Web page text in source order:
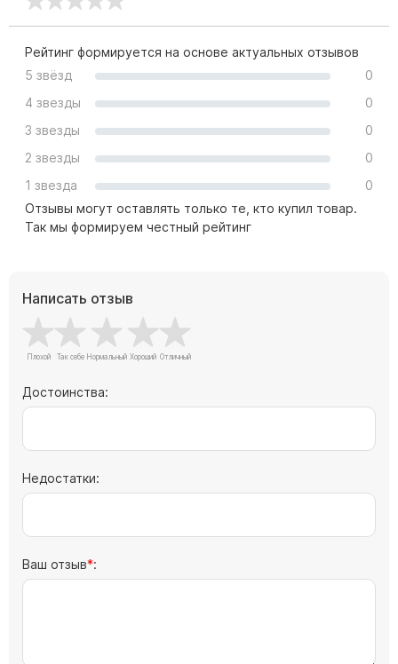
Ограды из гранита
Ограды из чугуна
Столбы для ограды чугун
Ограды металл
Столы и лавки
Тротуарная плитка
Вазы полимерные
Подсвечники
Скульптуры в полный рост
Барельефы
Распятие
Рейтинг формируется на основе актуальных отзывов
5 звёзд
0
4 звезды
0
3 звезды
0
2 звезды
0
1 звезда
0
Отзывы могут оставлять только те, кто купил товар.
Так мы формируем честный рейтинг
Написать отзыв
Достоинства:
Недостатки:
Ваш отзыв :